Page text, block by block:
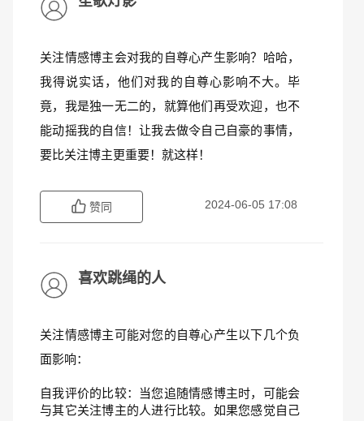
关注情感博主会对我的自尊心产生影响？哈哈，
我得说实话，他们对我的自尊心影响不大。毕
竟，我是独一无二的，就算他们再受欢迎，也不
能动摇我的自信！让我去做令自己自豪的事情，
要比关注博主更重要！就这样！
赞同 2024-06-05 17:08
喜欢跳绳的人
关注情感博主可能对您的自尊心产生以下几个负
面影响：
自我评价的比较：当您追随情感博主时，可能会
与其它关注博主的人进行比较。如果您感觉自己